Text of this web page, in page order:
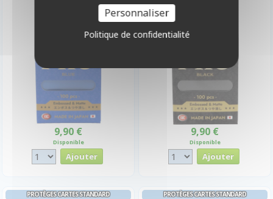
9,90 €
Disponible
9,90 €
Disponible
PROTÈGES CARTES STANDARD PROTÈGES CARTES STANDARD
Personnaliser
Politique de confidentialité